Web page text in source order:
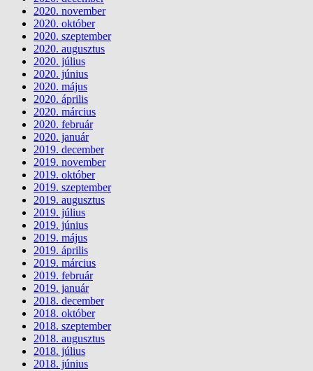
2020. november
2020. október
2020. szeptember
2020. augusztus
2020. július
2020. június
2020. május
2020. április
2020. március
2020. február
2020. január
2019. december
2019. november
2019. október
2019. szeptember
2019. augusztus
2019. július
2019. június
2019. május
2019. április
2019. március
2019. február
2019. január
2018. december
2018. október
2018. szeptember
2018. augusztus
2018. július
2018. június